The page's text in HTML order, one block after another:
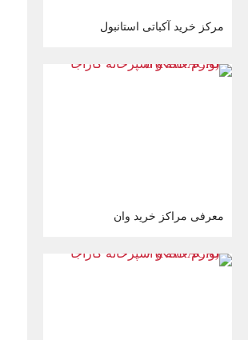
مرکز خرید آکباتی استانبول
معرفی مراکز خرید وان